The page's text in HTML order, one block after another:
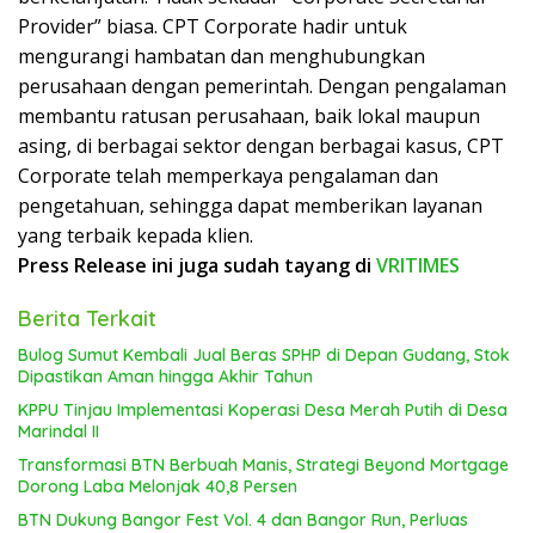
Provider” biasa. CPT Corporate hadir untuk
mengurangi hambatan dan menghubungkan
perusahaan dengan pemerintah. Dengan pengalaman
membantu ratusan perusahaan, baik lokal maupun
asing, di berbagai sektor dengan berbagai kasus, CPT
Corporate telah memperkaya pengalaman dan
pengetahuan, sehingga dapat memberikan layanan
yang terbaik kepada klien.
Press Release ini juga sudah tayang di VRITIMES
Berita Terkait
Bulog Sumut Kembali Jual Beras SPHP di Depan Gudang, Stok
Dipastikan Aman hingga Akhir Tahun
KPPU Tinjau Implementasi Koperasi Desa Merah Putih di Desa
Marindal II
Transformasi BTN Berbuah Manis, Strategi Beyond Mortgage
Dorong Laba Melonjak 40,8 Persen
BTN Dukung Bangor Fest Vol. 4 dan Bangor Run, Perluas